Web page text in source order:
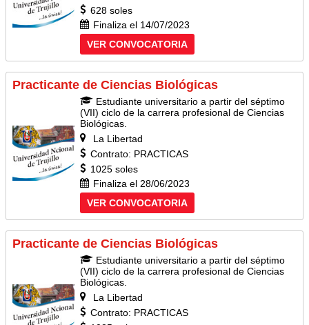
628 soles
Finaliza el 14/07/2023
VER CONVOCATORIA
Practicante de Ciencias Biológicas
Estudiante universitario a partir del séptimo
(VII) ciclo de la carrera profesional de Ciencias
Biológicas.
La Libertad
Contrato: PRACTICAS
1025 soles
Finaliza el 28/06/2023
VER CONVOCATORIA
Practicante de Ciencias Biológicas
Estudiante universitario a partir del séptimo
(VII) ciclo de la carrera profesional de Ciencias
Biológicas.
La Libertad
Contrato: PRACTICAS